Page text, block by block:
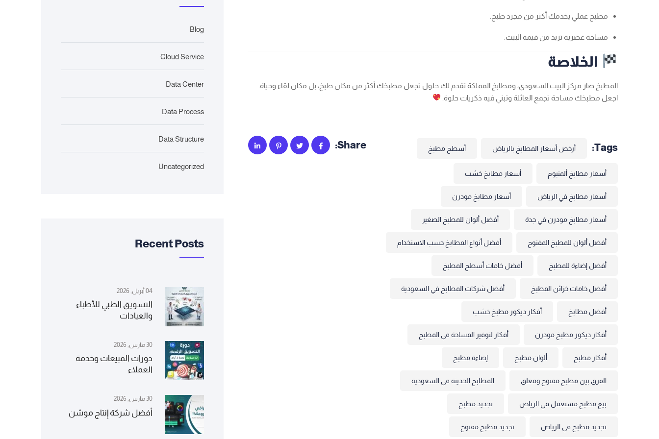
مطبخ عملي يخدمك أكثر من مجرد طبخ.
مساحة عصرية تزيد من قيمة البيت.
الخلاصة
المطبخ صار مركز البيت السعودي، ومطابخ المملكة تقدم لك حلول تجعل مطبخك أكثر من مكان طبخ، بل مكان لقاء وحياة.
اجعل مطبخك مساحة تجمع العائلة وتبني فيه ذكريات حلوة.
Tags: أرخص أسعار المطابخ بالرياض أسطح مطبخ
أسعار مطابخ ألمنيوم أسعار مطابخ خشب
أسعار مطابخ في الرياض أسعار مطابخ مودرن
أسعار مطابخ مودرن في جدة أفضل ألوان للمطبخ الصغير
أفضل ألوان للمطبخ المفتوح أفضل أنواع المطابخ حسب الاستخدام
أفضل إضاءة للمطبخ أفضل خامات أسطح المطبخ
أفضل خامات خزائن المطبخ أفضل شركات المطابخ في السعودية
أفضل مطابخ أفكار ديكور مطبخ خشب
أفكار ديكور مطبخ مودرن أفكار لتوفير المساحة في المطبخ
أفكار مطبخ ألوان مطبخ إضاءة مطبخ
الفرق بين مطبخ مفتوح ومغلق المطابخ الحديثة في السعودية
بيع مطبخ مستعمل في الرياض تجديد مطبخ
تجديد مطبخ في الرياض تجديد مطبخ مفتوح
Share:
Blog
Cloud Service
Data Center
Data Process
Data Structure
Uncategorized
Recent Posts
04 أبريل, 2026
التسويق الطبي للأطباء
والعيادات
30 مارس, 2026
دورات المبيعات وخدمة
العملاء
30 مارس, 2026
أفضل شركة إنتاج موشن